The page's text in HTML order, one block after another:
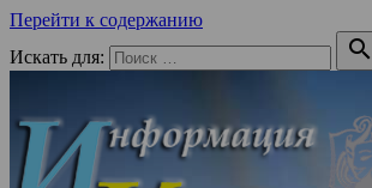
Перейти к содержанию
Искать для:
